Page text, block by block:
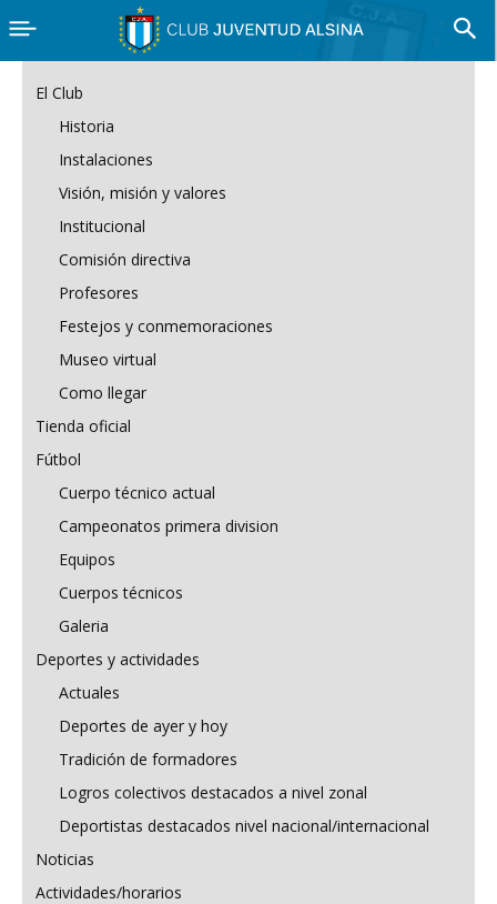
El Club
Historia
Instalaciones
Visión, misión y valores
Institucional
Comisión directiva
Profesores
Festejos y conmemoraciones
Museo virtual
Como llegar
Tienda oficial
Fútbol
Cuerpo técnico actual
Campeonatos primera division
Equipos
Cuerpos técnicos
Galeria
Deportes y actividades
Actuales
Deportes de ayer y hoy
Tradición de formadores
Logros colectivos destacados a nivel zonal
Deportistas destacados nivel nacional/internacional
Noticias
Actividades/horarios